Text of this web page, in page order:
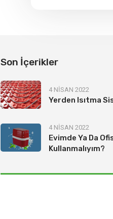
Son İçerikler
4 NİSAN 2022
Yerden Isıtma
4 NİSAN 2022
Evimde Ya Da
Kullanmalıyım?